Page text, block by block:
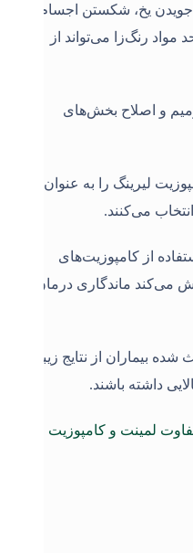
جویدن یخ، شکستن اجسام
رنگ‌زا می‌تواند از
و اصلاح بخش‌های
لیرینگ را به عنوان یک
می‌کنند.
از کامپوزیت‌های
می‌کند ماندگاری درمان را
بیماران از نتایج زیبا و
داشته باشند.
لمینت و کامپوزیت